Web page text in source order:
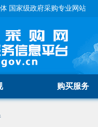
国家级政府采购专业网站
购买服务